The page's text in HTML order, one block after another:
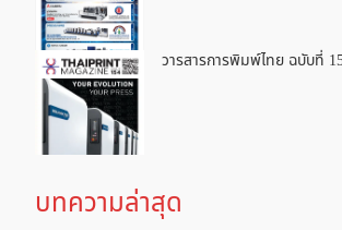
วารสารการพิมพ์ไทย ฉบับที่
บทความล่าสุด